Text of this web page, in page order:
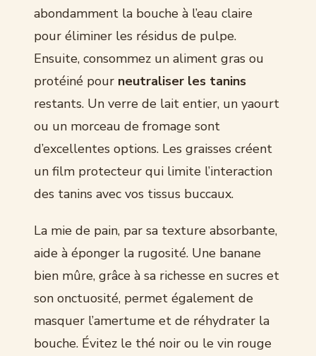
abondamment la bouche à l’eau claire
pour éliminer les résidus de pulpe.
Ensuite, consommez un aliment gras ou
protéiné pour neutraliser les tanins
restants. Un verre de lait entier, un yaourt
ou un morceau de fromage sont
d’excellentes options. Les graisses créent
un film protecteur qui limite l’interaction
des tanins avec vos tissus buccaux.
La mie de pain, par sa texture absorbante,
aide à éponger la rugosité. Une banane
bien mûre, grâce à sa richesse en sucres et
son onctuosité, permet également de
masquer l’amertume et de réhydrater la
bouche. Évitez le thé noir ou le vin rouge